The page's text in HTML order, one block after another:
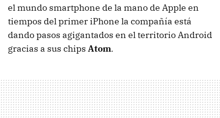
el mundo smartphone de la mano de Apple en
tiempos del primer iPhone la compañía está
dando pasos agigantados en el territorio Android
gracias a sus chips Atom.